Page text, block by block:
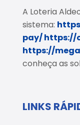
A Loteria
sistema:
pay/https://
https://
conheça as
LINKS